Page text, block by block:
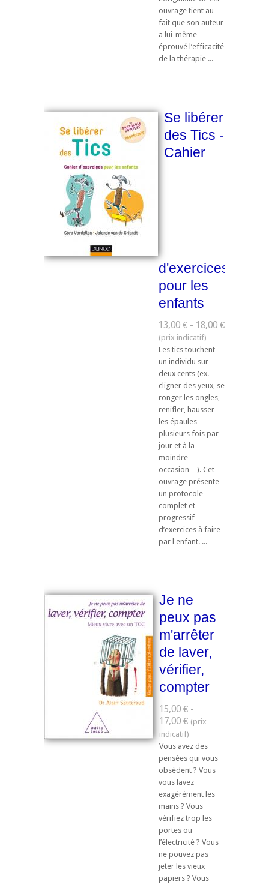
ouvrage tient au
fait que son auteur
a lui-même
éprouvé l’efficacité
de la thérapie ...
Se libérer
des Tics -
Cahier
d'exercices
pour les
enfants
13,00 € - 18,00 €
Les tics touchent
un individu sur
deux cents (ex.
cligner des yeux, se
ronger les ongles,
renifler, hausser
les épaules
plusieurs fois par
jour et à la
moindre
occasion…). Cet
ouvrage présente
un protocole
complet et
progressif
d’exercices à faire
par l'enfant. ...
Je ne
peux pas
m'arrêter
de laver,
vérifier,
compter
15,00 € -
17,00 €
Vous avez des
pensées qui vous
obsèdent ? Vous
vous lavez
exagérément les
mains ? Vous
vérifiez trop les
portes ou
l’électricité ? Vous
ne pouvez pas
jeter les vieux
papiers ? Vous